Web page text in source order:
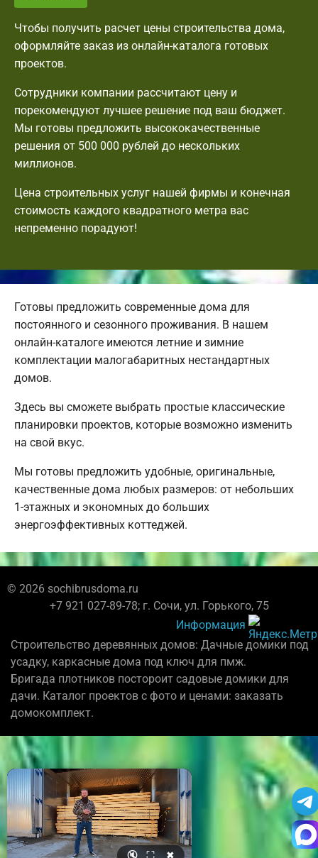
Чтобы получить расчет цены строительства дома,
оформляйте заказ из онлайн-каталога готовых
проектов.
Сотрудники компании рассчитают цену и
порекомендуют лучшее решение под ваш бюджет.
Мы готовы предложить высококачественные
решения от 500 000 рублей до нескольких
миллионов.
Цена строительных услуг нашей фирмы и конечная
стоимость каждого квадратного метра вас
непременно порадуют!
Готовы предложить современные дома для
постоянного и сезонного проживания. В нашем
онлайн-каталоге имеются летние и зимние
комплектации малогабаритных нестандартных
домов.
Здесь вы сможете выбрать простые классические
планировки проектов, которые возможно изменить
на свой вкус.
Мы готовы предложить удобные, оригинальные,
качественные дома любых размеров: от небольших
1-этажных и экономных до больших
энергоэффективных коттеджей.
© 2026 sochibrusdoma.ru
+7 921 027-89-78; г. Сочи, ул. Горького, 75
Информация
Строительство деревянных домов: Дачные домики под
усадку, каркасные дома под ключ для пмж.
Бригада плотников постороит садовые домики для
дачи. Каталог проектов с фото и ценами: заказать
домокомплект.
🔇 ⛶ ✖